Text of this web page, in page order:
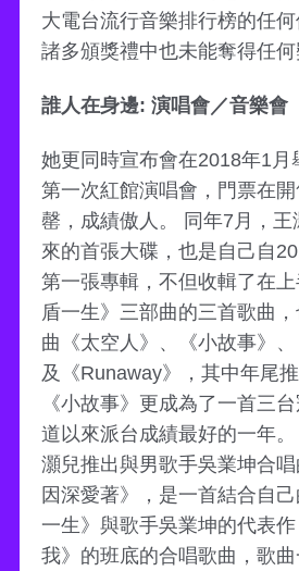
大電台流行音樂排行榜的任
諸多頒獎禮中也未能奪得任何
誰人在身邊: 演唱會／音樂會
她更同時宣布會在2018年1月
第一次紅館演唱會，門票在
罄，成績傲人。 同年7月，王
來的首張大碟，也是自己自
第一張專輯，不但收輯了在
盾一生》三部曲的三首歌曲
曲《太空人》、《小故事》、
及《Runaway》，其中年尾
《小故事》更成為了一首三
道以來派台成績最好的一年
灝兒推出與男歌手吳業坤合
因深愛著》，是一首結合自
一生》與歌手吳業坤的代表
我》的班底的合唱歌曲，歌